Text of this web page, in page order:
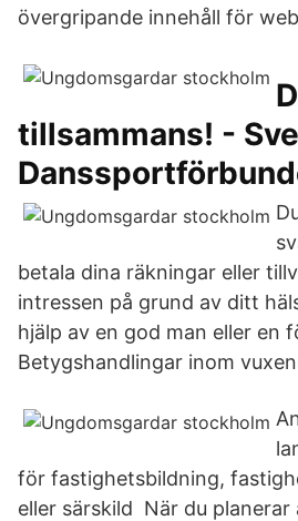
övergripande innehåll för
tillsammans! -
betala dina räkningar eller
intressen på grund av ditt
hjälp av en god man eller en
Betygshandlingar inom
för fastighetsbildning,
eller särskild När du